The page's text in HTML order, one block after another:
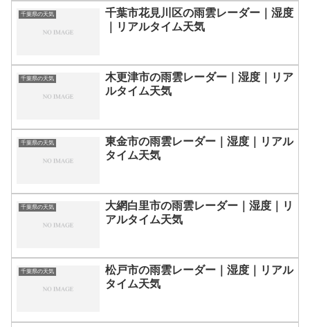
千葉県の天気
千葉市花見川区の雨雲レーダー｜湿度
｜リアルタイム天気
千葉県の天気
木更津市の雨雲レーダー｜湿度｜リア
ルタイム天気
千葉県の天気
東金市の雨雲レーダー｜湿度｜リアル
タイム天気
千葉県の天気
大網白里市の雨雲レーダー｜湿度｜リ
アルタイム天気
千葉県の天気
松戸市の雨雲レーダー｜湿度｜リアル
タイム天気